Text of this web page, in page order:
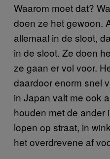
Waarom moet dat?
doen ze het gewoon.
allemaal in de sloot,
in de sloot. Ze doen
ze gaan er vol voor.
daardoor enorm snel
in Japan valt me ook
houden met de ander
lopen op straat, in
het overdrevene af